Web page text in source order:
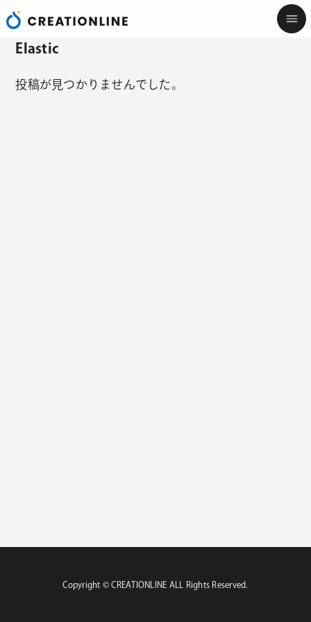
Elastic
投稿が見つかりませんでした。
Copyright ©︎ CREATIONLINE ALL Rights Reserved.